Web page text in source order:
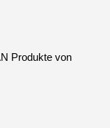
Produkte von